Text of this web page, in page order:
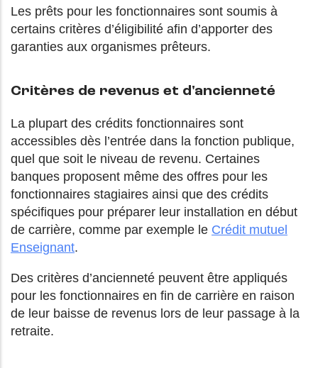
Les prêts pour les fonctionnaires sont soumis à
certains critères d’éligibilité afin d’apporter des
garanties aux organismes prêteurs.
Critères de revenus et d'ancienneté
La plupart des crédits fonctionnaires sont
accessibles dès l’entrée dans la fonction publique,
quel que soit le niveau de revenu. Certaines
banques proposent même des offres pour les
fonctionnaires stagiaires ainsi que des crédits
spécifiques pour préparer leur installation en début
de carrière, comme par exemple le Crédit mutuel
Enseignant.
Des critères d’ancienneté peuvent être appliqués
pour les fonctionnaires en fin de carrière en raison
de leur baisse de revenus lors de leur passage à la
retraite.